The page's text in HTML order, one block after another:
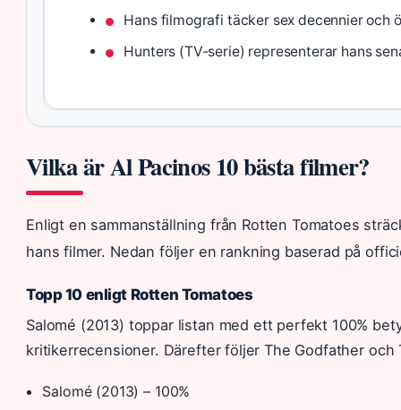
Hans filmografi täcker sex decennier och
Hunters (TV-serie) representerar hans
Vilka är Al Pacinos 10 bästa filmer?
Enligt en sammanställning från Rotten Tomatoes
hans filmer. Nedan följer en rankning baserad på
Topp 10 enligt Rotten Tomatoes
Salomé (2013) toppar listan med ett perfekt 100%
kritikerrecensioner. Därefter följer The Godfather och
Salomé (2013) – 100%